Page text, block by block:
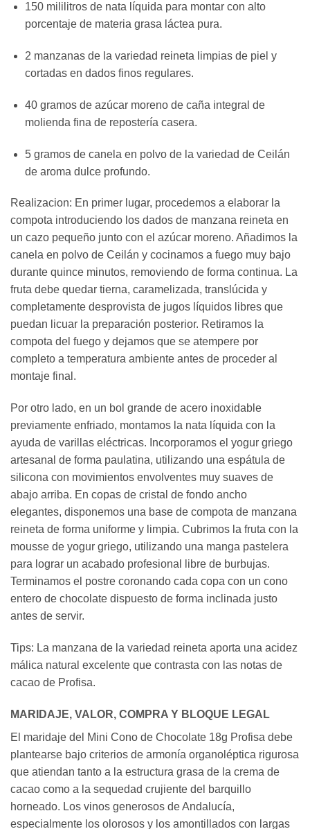
150 mililitros de nata líquida para montar con alto
porcentaje de materia grasa láctea pura.
2 manzanas de la variedad reineta limpias de piel y
cortadas en dados finos regulares.
40 gramos de azúcar moreno de caña integral de
molienda fina de repostería casera.
5 gramos de canela en polvo de la variedad de Ceilán
de aroma dulce profundo.
Realizacion: En primer lugar, procedemos a elaborar la
compota introduciendo los dados de manzana reineta en
un cazo pequeño junto con el azúcar moreno. Añadimos la
canela en polvo de Ceilán y cocinamos a fuego muy bajo
durante quince minutos, removiendo de forma continua. La
fruta debe quedar tierna, caramelizada, translúcida y
completamente desprovista de jugos líquidos libres que
puedan licuar la preparación posterior. Retiramos la
compota del fuego y dejamos que se atempere por
completo a temperatura ambiente antes de proceder al
montaje final.
Por otro lado, en un bol grande de acero inoxidable
previamente enfriado, montamos la nata líquida con la
ayuda de varillas eléctricas. Incorporamos el yogur griego
artesanal de forma paulatina, utilizando una espátula de
silicona con movimientos envolventes muy suaves de
abajo arriba. En copas de cristal de fondo ancho
elegantes, disponemos una base de compota de manzana
reineta de forma uniforme y limpia. Cubrimos la fruta con la
mousse de yogur griego, utilizando una manga pastelera
para lograr un acabado profesional libre de burbujas.
Terminamos el postre coronando cada copa con un cono
entero de chocolate dispuesto de forma inclinada justo
antes de servir.
Tips: La manzana de la variedad reineta aporta una acidez
málica natural excelente que contrasta con las notas de
cacao de Profisa.
MARIDAJE, VALOR, COMPRA Y BLOQUE LEGAL
El maridaje del Mini Cono de Chocolate 18g Profisa debe
plantearse bajo criterios de armonía organoléptica rigurosa
que atiendan tanto a la estructura grasa de la crema de
cacao como a la sequedad crujiente del barquillo
horneado. Los vinos generosos de Andalucía,
especialmente los olorosos y los amontillados con largas